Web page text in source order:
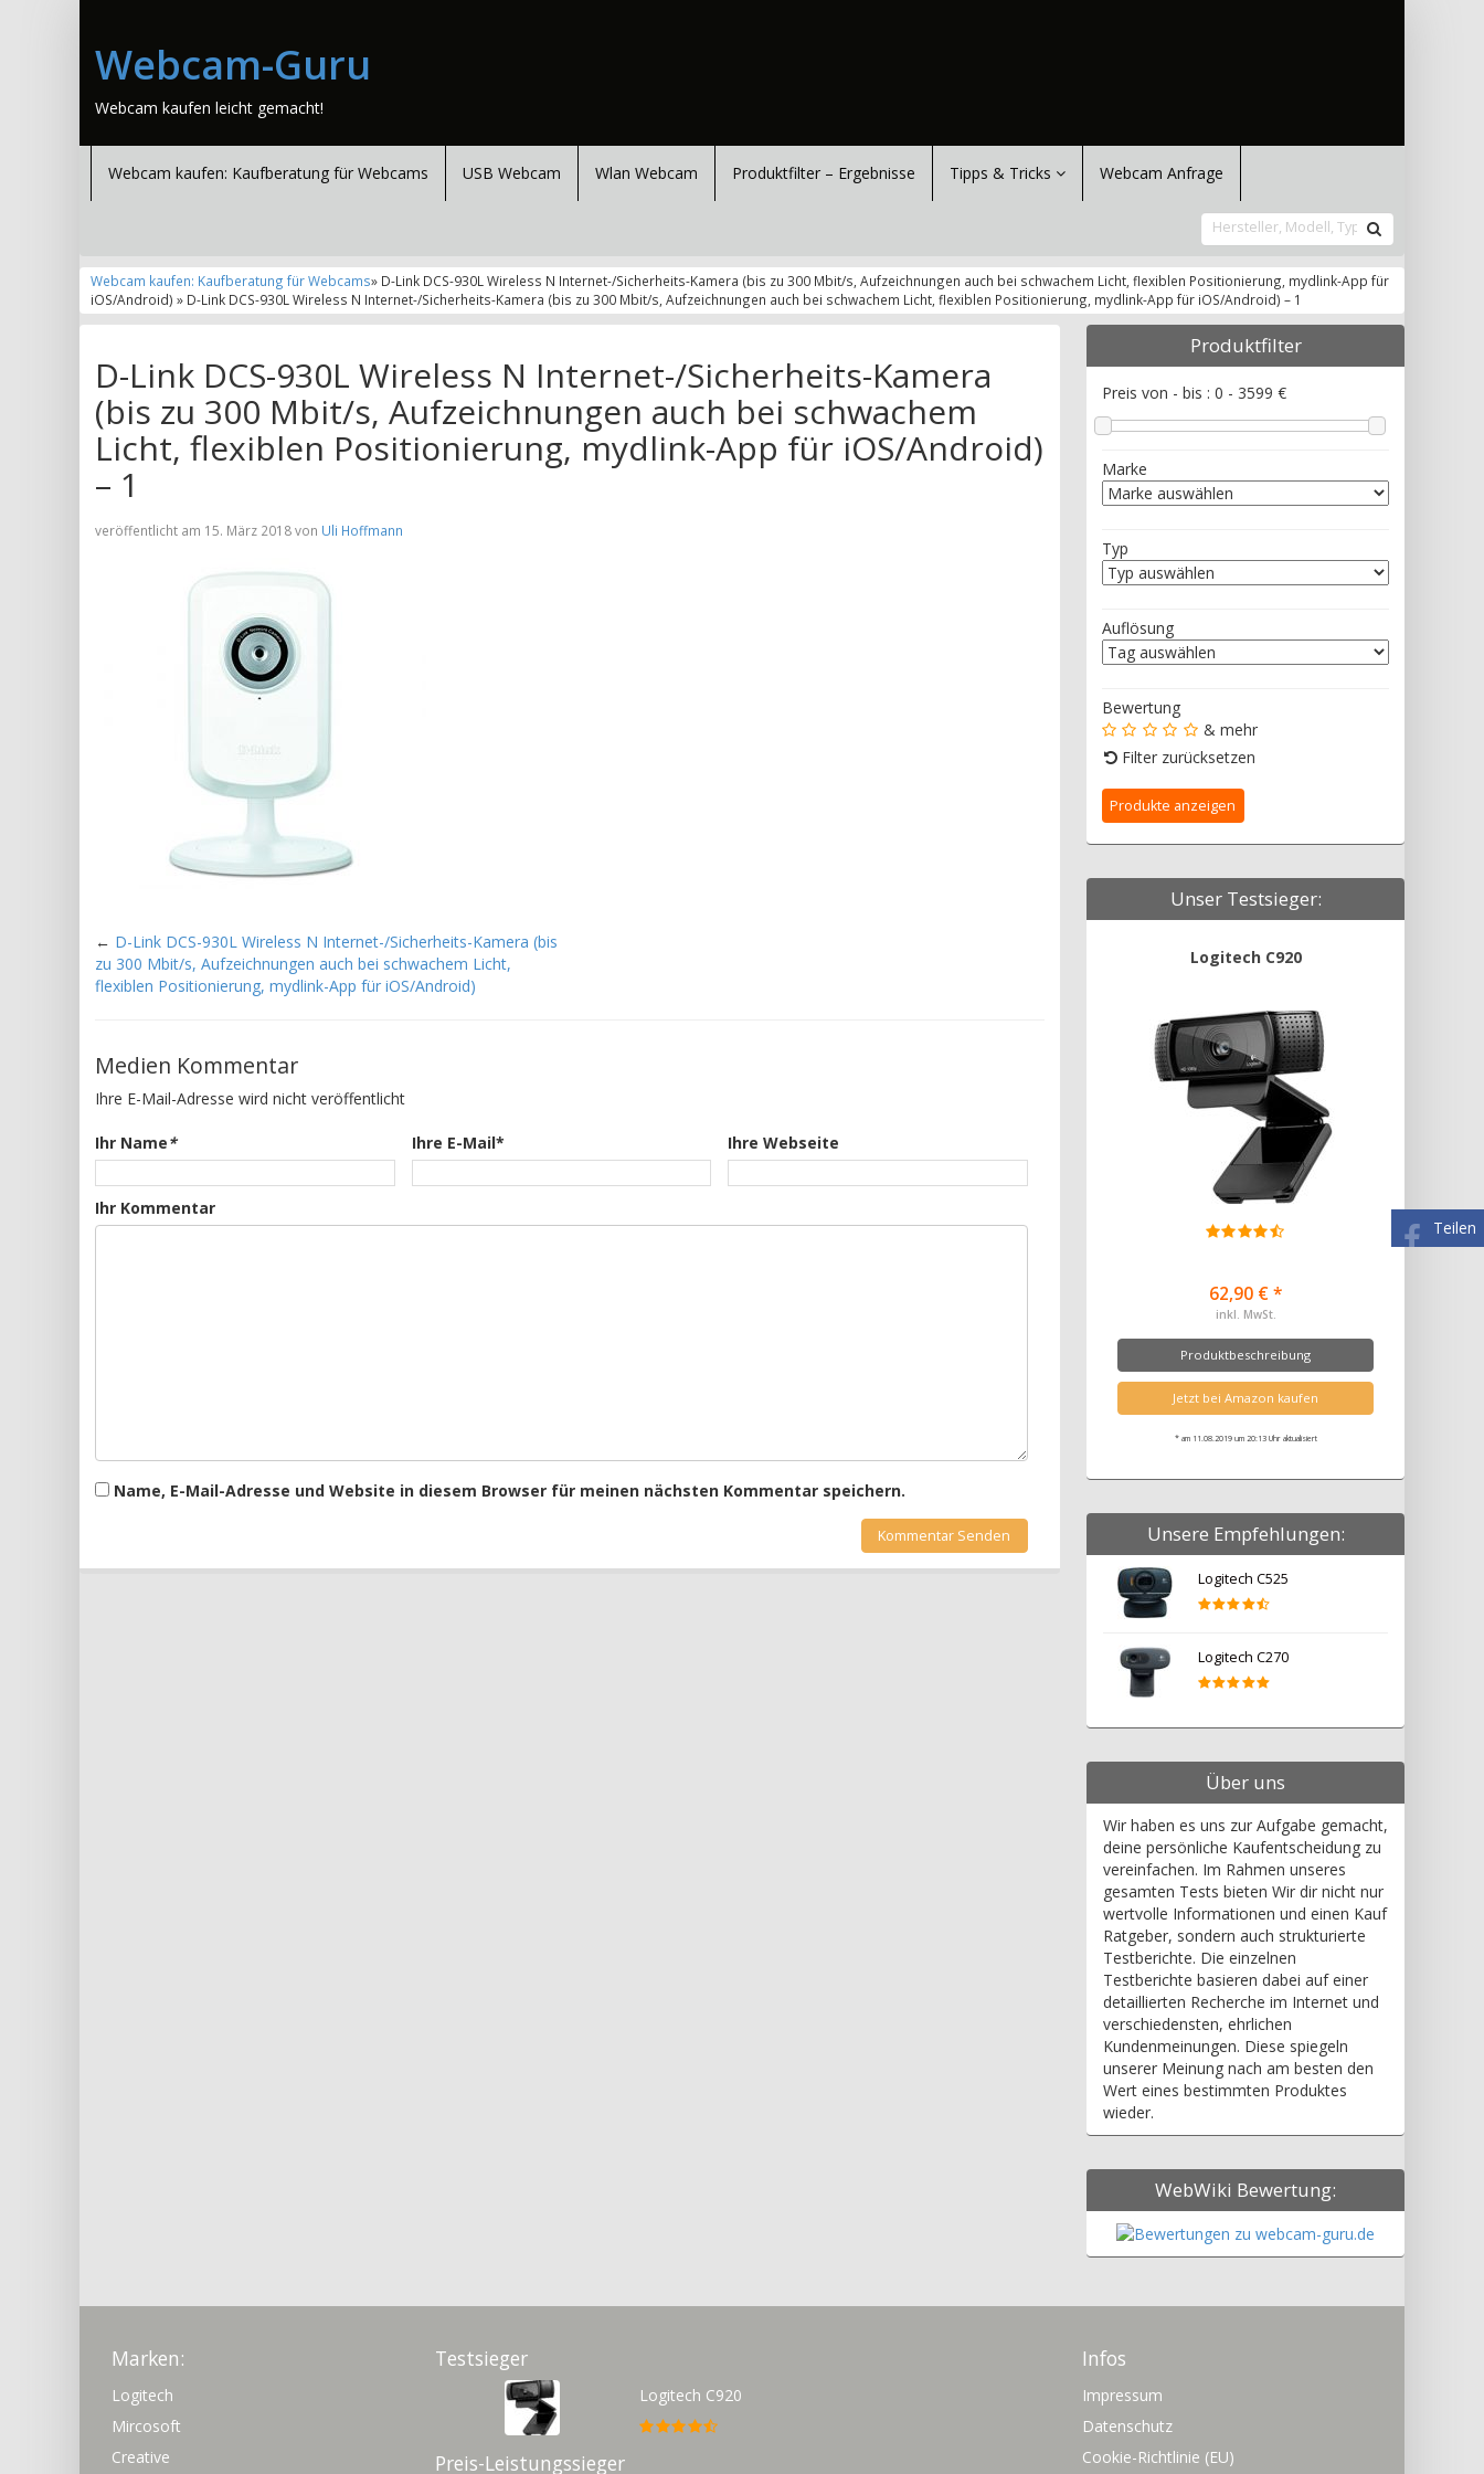
Webcam-Guru
Webcam kaufen leicht gemacht!
Webcam kaufen: Kaufberatung für Webcams USB Webcam Wlan Webcam Produktfilter – Ergebnisse Tipps & Tricks Webcam Anfrage
Webcam kaufen: Kaufberatung für Webcams» D-Link DCS-930L Wireless N Internet-/Sicherheits-Kamera (bis zu 300 Mbit/s, Aufzeichnungen auch bei schwachem Licht, flexiblen Positionierung, mydlink-App für
iOS/Android) » D-Link DCS-930L Wireless N Internet-/Sicherheits-Kamera (bis zu 300 Mbit/s, Aufzeichnungen auch bei schwachem Licht, flexiblen Positionierung, mydlink-App für iOS/Android) – 1
Teilen
D-Link DCS-930L Wireless N Internet-/Sicherheits-Kamera
(bis zu 300 Mbit/s, Aufzeichnungen auch bei schwachem
Licht, flexiblen Positionierung, mydlink-App für iOS/Android)
– 1
veröffentlicht am 15. März 2018 von Uli Hoffmann
← D-Link DCS-930L Wireless N Internet-/Sicherheits-Kamera (bis
zu 300 Mbit/s, Aufzeichnungen auch bei schwachem Licht,
flexiblen Positionierung, mydlink-App für iOS/Android)
Medien Kommentar
Ihre E-Mail-Adresse wird nicht veröffentlicht
Ihr Name* Ihre E-Mail* Ihre Webseite
Ihr Kommentar
Name, E-Mail-Adresse und Website in diesem Browser für meinen nächsten Kommentar speichern.
Produktfilter
Preis von - bis : 0 - 3599 €
Marke
Typ
Auflösung
Bewertung
& mehr
Filter zurücksetzen
Unser Testsieger:
Logitech C920
62,90 € *
inkl. MwSt.
Produktbeschreibung
Jetzt bei Amazon kaufen
* am 11.08.2019 um 20:13 Uhr aktualisiert
Unsere Empfehlungen:
Logitech C525
Logitech C270
Über uns
Wir haben es uns zur Aufgabe gemacht,
deine persönliche Kaufentscheidung zu
vereinfachen. Im Rahmen unseres
gesamten Tests bieten Wir dir nicht nur
wertvolle Informationen und einen Kauf
Ratgeber, sondern auch strukturierte
Testberichte. Die einzelnen
Testberichte basieren dabei auf einer
detaillierten Recherche im Internet und
verschiedensten, ehrlichen
Kundenmeinungen. Diese spiegeln
unserer Meinung nach am besten den
Wert eines bestimmten Produktes
wieder.
WebWiki Bewertung:
Marken:
Logitech
Mircosoft
Creative
Testsieger
Logitech C920
Preis-Leistungssieger
Infos
Impressum
Datenschutz
Cookie-Richtlinie (EU)